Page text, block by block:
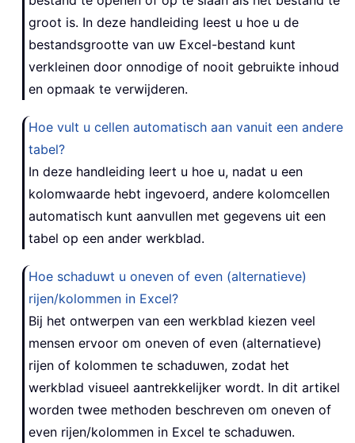
groot is. In deze handleiding leest u hoe u de
bestandsgrootte van uw Excel-bestand kunt
verkleinen door onnodige of nooit gebruikte inhoud
en opmaak te verwijderen.
Hoe vult u cellen automatisch aan vanuit een andere
tabel?
In deze handleiding leert u hoe u, nadat u een
kolomwaarde hebt ingevoerd, andere kolomcellen
automatisch kunt aanvullen met gegevens uit een
tabel op een ander werkblad.
Hoe schaduwt u oneven of even (alternatieve)
rijen/kolommen in Excel?
Bij het ontwerpen van een werkblad kiezen veel
mensen ervoor om oneven of even (alternatieve)
rijen of kolommen te schaduwen, zodat het
werkblad visueel aantrekkelijker wordt. In dit artikel
worden twee methoden beschreven om oneven of
even rijen/kolommen in Excel te schaduwen.